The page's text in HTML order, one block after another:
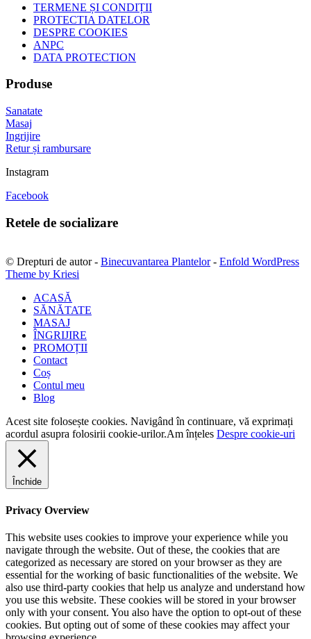
TERMENE ȘI CONDIȚII
PROTECTIA DATELOR
DESPRE COOKIES
ANPC
DATA PROTECTION
Produse
Sanatate
Masaj
Ingrijire
Retur și rambursare
Instagram
Facebook
Retele de socializare
© Drepturi de autor - Binecuvantarea Plantelor- Enfold WordPress
Theme by Kriesi
ACASĂ
SĂNĂTATE
MASAJ
ÎNGRIJIRE
PROMOȚII
Contact
Coș
Contul meu
Blog
Acest site folosește cookies. Navigând în continuare, vă exprimați
acordul asupra folosirii cookie-urilor.Am înțeles Despre cookie-uri
Închide
Privacy Overview
This website uses cookies to improve your experience while you
navigate through the website. Out of these, the cookies that are
categorized as necessary are stored on your browser as they are
essential for the working of basic functionalities of the website. We
also use third-party cookies that help us analyze and understand how
you use this website. These cookies will be stored in your browser
only with your consent. You also have the option to opt-out of these
cookies. But opting out of some of these cookies may affect your